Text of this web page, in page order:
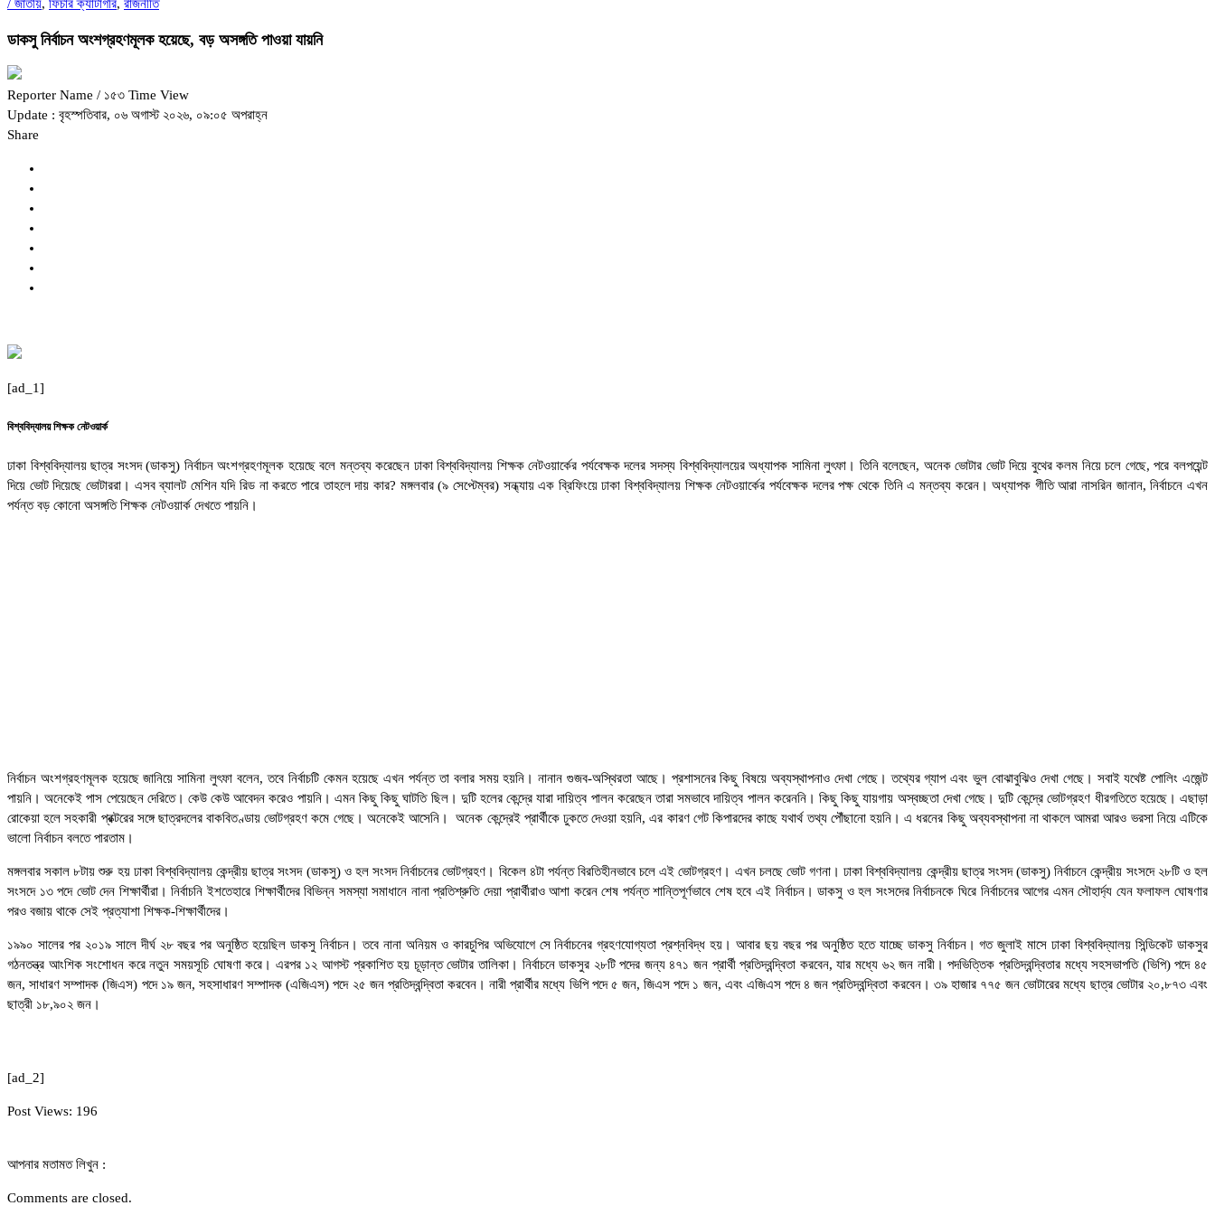
/ জাতীয়, ফিচার ক্যাটাগরি, রাজনীতি
ডাকসু নির্বাচন অংশগ্রহণমূলক হয়েছে, বড় অসঙ্গতি পাওয়া যায়নি
Reporter Name / ১৫৩ Time View
Update : বৃহস্পতিবার, ০৬ অগাস্ট ২০২৬, ০৯:০৫ অপরাহ্ন
Share
[ad_1]
বিশ্ববিদ্যালয় শিক্ষক নেটওয়ার্ক
ঢাকা বিশ্ববিদ্যালয় ছাত্র সংসদ (ডাকসু) নির্বাচন অংশগ্রহণমূলক হয়েছে বলে মন্তব্য করেছেন ঢাকা বিশ্ববিদ্যালয় শিক্ষক নেটওয়ার্কের পর্যবেক্ষক দলের সদস্য বিশ্ববিদ্যালয়ের অধ্যাপক সামিনা লুৎফা। তিনি বলেছেন, অনেক ভোটার ভোট দিয়ে বুথের কলম নিয়ে চলে গেছে, পরে বলপয়েন্ট
দিয়ে ভোট দিয়েছে ভোটাররা। এসব ব্যালট মেশিন যদি রিড না করতে পারে তাহলে দায় কার? মঙ্গলবার (৯ সেপ্টেম্বর) সন্ধ্যায় এক ব্রিফিংয়ে ঢাকা বিশ্ববিদ্যালয় শিক্ষক নেটওয়ার্কের পর্যবেক্ষক দলের পক্ষ থেকে তিনি এ মন্তব্য করেন। অধ্যাপক গীতি আরা নাসরিন জানান, নির্বাচনে এখন
পর্যন্ত বড় কোনো অসঙ্গতি শিক্ষক নেটওয়ার্ক দেখতে পায়নি।
নির্বাচন অংশগ্রহণমূলক হয়েছে জানিয়ে সামিনা লুৎফা বলেন, তবে নির্বাচটি কেমন হয়েছে এখন পর্যন্ত তা বলার সময় হয়নি। নানান গুজব-অস্থিরতা আছে। প্রশাসনের কিছু বিষয়ে অব্যস্থাপনাও দেখা গেছে। তথ্যের গ্যাপ এবং ভুল বোঝাবুঝিও দেখা গেছে। সবাই যথেষ্ট পোলিং এজেন্ট
পায়নি। অনেকেই পাস পেয়েছেন দেরিতে। কেউ কেউ আবেদন করেও পায়নি। এমন কিছু কিছু ঘাটতি ছিল। দুটি হলের কেন্দ্রে যারা দায়িত্ব পালন করেছেন তারা সমভাবে দায়িত্ব পালন করেননি। কিছু কিছু যায়গায় অস্বচ্ছতা দেখা গেছে। দুটি কেন্দ্রে ভোটগ্রহণ ধীরগতিতে হয়েছে। এছাড়া
রোকেয়া হলে সহকারী প্রক্টরের সঙ্গে ছাত্রদলের বাকবিতণ্ডায় ভোটগ্রহণ কমে গেছে। অনেকেই আসেনি। অনেক কেন্দ্রেই প্রার্থীকে ঢুকতে দেওয়া হয়নি, এর কারণ গেট কিপারদের কাছে যথার্থ তথ্য পৌঁছানো হয়নি। এ ধরনের কিছু অব্যবস্থাপনা না থাকলে আমরা আরও ভরসা নিয়ে এটিকে
ভালো নির্বাচন বলতে পারতাম।
মঙ্গলবার সকাল ৮টায় শুরু হয় ঢাকা বিশ্ববিদ্যালয় কেন্দ্রীয় ছাত্র সংসদ (ডাকসু) ও হল সংসদ নির্বাচনের ভোটগ্রহণ। বিকেল ৪টা পর্যন্ত বিরতিহীনভাবে চলে এই ভোটগ্রহণ। এখন চলছে ভোট গণনা। ঢাকা বিশ্ববিদ্যালয় কেন্দ্রীয় ছাত্র সংসদ (ডাকসু) নির্বাচনে কেন্দ্রীয় সংসদে ২৮টি ও হল
সংসদে ১৩ পদে ভোট দেন শিক্ষার্থীরা। নির্বাচনি ইশতেহারে শিক্ষার্থীদের বিভিন্ন সমস্যা সমাধানে নানা প্রতিশ্রুতি দেয়া প্রার্থীরাও আশা করেন শেষ পর্যন্ত শান্তিপূর্ণভাবে শেষ হবে এই নির্বাচন। ডাকসু ও হল সংসদের নির্বাচনকে ঘিরে নির্বাচনের আগের এমন সৌহার্দ্য যেন ফলাফল ঘোষণার
পরও বজায় থাকে সেই প্রত্যাশা শিক্ষক-শিক্ষার্থীদের।
১৯৯০ সালের পর ২০১৯ সালে দীর্ঘ ২৮ বছর পর অনুষ্ঠিত হয়েছিল ডাকসু নির্বাচন। তবে নানা অনিয়ম ও কারচুপির অভিযোগে সে নির্বাচনের গ্রহণযোগ্যতা প্রশ্নবিদ্ধ হয়। আবার ছয় বছর পর অনুষ্ঠিত হতে যাচ্ছে ডাকসু নির্বাচন। গত জুলাই মাসে ঢাকা বিশ্ববিদ্যালয় সিন্ডিকেট ডাকসুর
গঠনতন্ত্র আংশিক সংশোধন করে নতুন সময়সূচি ঘোষণা করে। এরপর ১২ আগস্ট প্রকাশিত হয় চূড়ান্ত ভোটার তালিকা। নির্বাচনে ডাকসুর ২৮টি পদের জন্য ৪৭১ জন প্রার্থী প্রতিদ্বন্দ্বিতা করবেন, যার মধ্যে ৬২ জন নারী। পদভিত্তিক প্রতিদ্বন্দ্বিতার মধ্যে সহসভাপতি (ভিপি) পদে ৪৫
জন, সাধারণ সম্পাদক (জিএস) পদে ১৯ জন, সহসাধারণ সম্পাদক (এজিএস) পদে ২৫ জন প্রতিদ্বন্দ্বিতা করবেন। নারী প্রার্থীর মধ্যে ভিপি পদে ৫ জন, জিএস পদে ১ জন, এবং এজিএস পদে ৪ জন প্রতিদ্বন্দ্বিতা করবেন। ৩৯ হাজার ৭৭৫ জন ভোটারের মধ্যে ছাত্র ভোটার ২০,৮৭৩ এবং
ছাত্রী ১৮,৯০২ জন।
[ad_2]
Post Views: 196
আপনার মতামত লিখুন :
Comments are closed.